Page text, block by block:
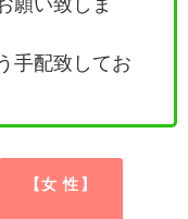
願い致しま
手配致してお
【女 性】